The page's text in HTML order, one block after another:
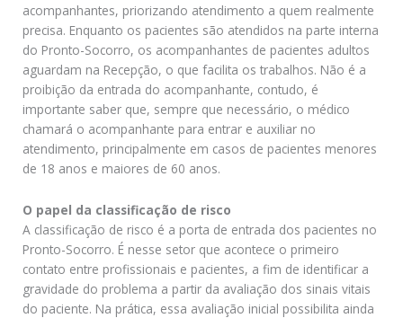
acompanhantes, priorizando atendimento a quem realmente
precisa. Enquanto os pacientes são atendidos na parte interna
do Pronto-Socorro, os acompanhantes de pacientes adultos
aguardam na Recepção, o que facilita os trabalhos. Não é a
proibição da entrada do acompanhante, contudo, é
importante saber que, sempre que necessário, o médico
chamará o acompanhante para entrar e auxiliar no
atendimento, principalmente em casos de pacientes menores
de 18 anos e maiores de 60 anos.
O papel da classificação de risco
A classificação de risco é a porta de entrada dos pacientes no
Pronto-Socorro. É nesse setor que acontece o primeiro
contato entre profissionais e pacientes, a fim de identificar a
gravidade do problema a partir da avaliação dos sinais vitais
do paciente. Na prática, essa avaliação inicial possibilita ainda